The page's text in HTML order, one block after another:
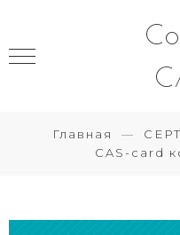
Главная
CAS-card